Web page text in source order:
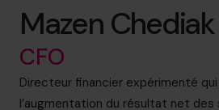
À propos
Rejoindre l’Équipe
Réservez une session
Mazen Chediak
CFO
Directeur financier expérimenté
l’augmentation du résultat net